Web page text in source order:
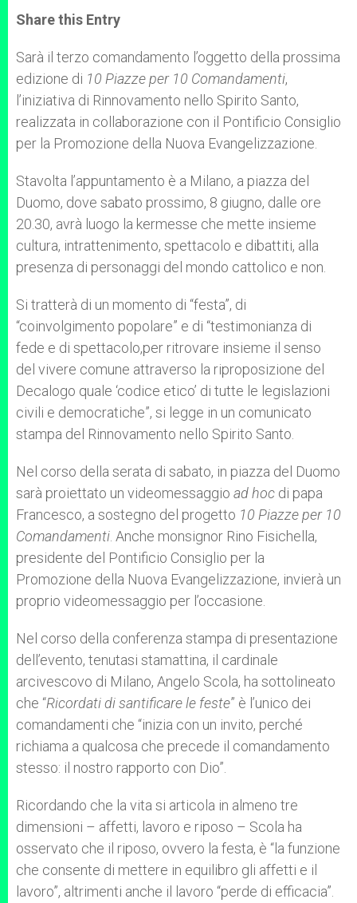
t
s
p
p
s
e
g
e
r
e
b
o
k
r
Share this Entry
Sarà il terzo comandamento l’oggetto della prossima
edizione di 10 Piazze per 10 Comandamenti,
l’iniziativa di Rinnovamento nello Spirito Santo,
realizzata in collaborazione con il Pontificio Consiglio
per la Promozione della Nuova Evangelizzazione.
Stavolta l’appuntamento è a Milano, a piazza del
Duomo, dove sabato prossimo, 8 giugno, dalle ore
20.30, avrà luogo la kermesse che mette insieme
cultura, intrattenimento, spettacolo e dibattiti, alla
presenza di personaggi del mondo cattolico e non.
Si tratterà di un momento di “festa”, di
“coinvolgimento popolare” e di “testimonianza di
fede e di spettacolo,per ritrovare insieme il senso
del vivere comune attraverso la riproposizione del
Decalogo quale ‘codice etico’ di tutte le legislazioni
civili e democratiche”, si legge in un comunicato
stampa del Rinnovamento nello Spirito Santo.
Nel corso della serata di sabato, in piazza del Duomo
sarà proiettato un videomessaggio ad hoc di papa
Francesco, a sostegno del progetto 10 Piazze per 10
Comandamenti . Anche monsignor Rino Fisichella,
presidente del Pontificio Consiglio per la
Promozione della Nuova Evangelizzazione, invierà un
proprio videomessaggio per l’occasione.
Nel corso della conferenza stampa di presentazione
dell’evento, tenutasi stamattina, il cardinale
arcivescovo di Milano, Angelo Scola, ha sottolineato
che “Ricordati di santificare le feste” è l’unico dei
comandamenti che “inizia con un invito, perché
richiama a qualcosa che precede il comandamento
stesso: il nostro rapporto con Dio”.
Ricordando che la vita si articola in almeno tre
dimensioni – affetti, lavoro e riposo – Scola ha
osservato che il riposo, ovvero la festa, è “la funzione
che consente di mettere in equilibro gli affetti e il
lavoro”, altrimenti anche il lavoro “perde di efficacia”.